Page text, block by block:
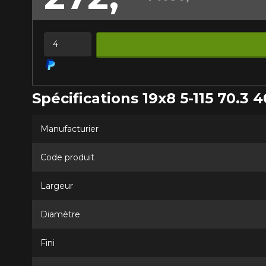
Spécifications 19x8 5-115 70.3
Manufacturier
Code produit
Largeur
Diamètre
Fini